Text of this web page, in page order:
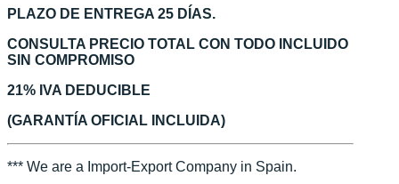
PLAZO DE ENTREGA 25 DÍAS.
CONSULTA PRECIO TOTAL CON TODO INCLUIDO
SIN COMPROMISO
21% IVA DEDUCIBLE
(GARANTÍA OFICIAL INCLUIDA)
*** We are a Import-Export Company in Spain.